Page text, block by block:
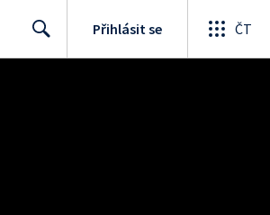
Přihlásit se ČT